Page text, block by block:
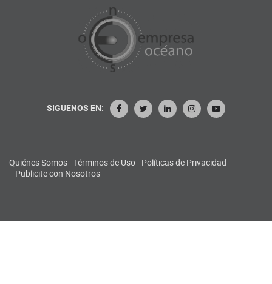
SIGUENOS EN:
Quiénes Somos Términos de Uso Políticas de Privacidad
Publicite con Nosotros